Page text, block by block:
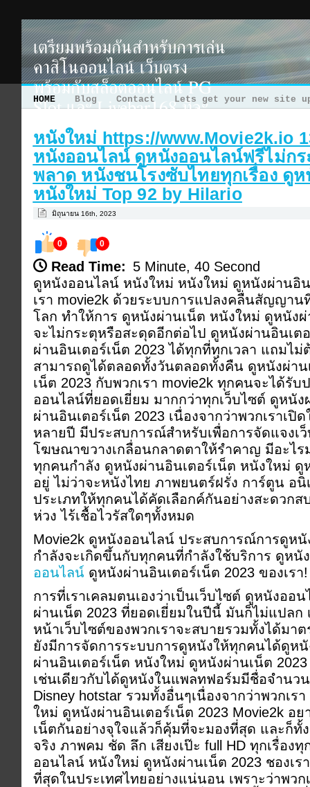
เตรียมพร้อมกันสำหรับการเล่น
คาสิโนออนไลน์ เว็บตรง
พร้อมกับสล็อตออนไลน์ PG
Slot และ Livebar168 ที่จะ
ช่วยเพิ่มโอกาสในการได้เงิน
จริง! いまずひろし
https://hiroshi-i.net สนุกกับเว็บคาสิโนออนไลน์ เว็บ
ตรง พร้อมกับสล็อตออนไลน์ PG Slot และ Livebar168 ที่
จะช่วยเพิ่มความสนุกสนานและได้รับเครดิตฟรี! 今津 寛 南
スーダン 治安
HOME Blog Contact Lets get your new site
หนังใหม่ https://www.Movie2k.io
หนังออนไลน์ ดูหนังออนไลน์ฟรีไม่ก
พลาด หนังชนโรงซับไทยทุกเรื่อง ดู
หนังใหม่ Top 92 by Hilario
มิถุนายน 16th, 2023
0 0
Read Time: 5 Minute, 40 Second
ดูหนังออนไลน์ หนังใหม่ หนังใหม่ ดูหนังผ่านอิน
เรา movie2k ด้วยระบบการแปลงคลื่นสัญญา
โลก ทำให้การ ดูหนังผ่านเน็ต หนังใหม่ ดูหนัง
จะไม่กระตุหรือสะดุดอีกต่อไป ดูหนังผ่านอินเต
ผ่านอินเตอร์เน็ต 2023 ได้ทุกที่ทุกเวลา แถมไม่
สามารถดูได้ตลอดทั้งวันตลอดทั้งคืน ดูหนังผ่า
เน็ต 2023 กับพวกเรา movie2k ทุกคนจะได้รั
ออนไลน์ที่ยอดเยี่ยม มากกว่าทุกเว็บไซต์ ดูหนั
ผ่านอินเตอร์เน็ต 2023 เนื่องจากว่าพวกเราเปิ
หลายปี มีประสบการณ์สำหรับเพื่อการจัดแจงเ
โฆษณาขวางเกลื่อนกลาดตาให้รำคาญ มีอะไร
ทุกคนกำลัง ดูหนังผ่านอินเตอร์เน็ต หนังใหม่ ดู
อยู่ ไม่ว่าจะหนังไทย ภาพยนตร์ฝรั่ง การ์ตูน อ
ประเภทให้ทุกคนได้คัดเลือกค์กันอย่างสะดวก
ห่วง ไร้เชื้อไวรัสใดๆทั้งหมด
Movie2k ดูหนังออนไลน์ ประสบการณ์การดูห
กำลังจะเกิดขึ้นกับทุกคนที่กำลังใช้บริการ ดูห
ออนไลน์ ดูหนังผ่านอินเตอร์เน็ต 2023 ของเรา!
การที่เราเคลมตนเองว่าเป็นเว็บไซต์ ดูหนังออ
ผ่านเน็ต 2023 ที่ยอดเยี่ยมในปีนี้ มันก็ไม่แปลก
หน้าเว็บไซต์ของพวกเราจะสบายรวมทั้งได้มา
ยังมีการจัดการระบบการดูหนังให้ทุกคนได้ดูห
ผ่านอินเตอร์เน็ต หนังใหม่ ดูหนังผ่านเน็ต
เช่นเดียวกับได้ดูหนังในแพลทฟอร์มมีชื่อจำนว
Disney hotstar รวมทั้งอื่นๆเนื่องจากว่าพวกเร
ใหม่ ดูหนังผ่านอินเตอร์เน็ต 2023 Movie2k อ
เน็ตกันอย่างจุใจแล้วก็คุ้มที่จะมองที่สุด และก็
จริง ภาพคม ชัด ลึก เสียงเป๊ะ full HD ทุกเรื่อง
ออนไลน์ หนังใหม่ ดูหนังผ่านเน็ต 2023 ชองเร
ที่สุดในประเทศไทยอย่างแน่นอน เพราะว่าพว